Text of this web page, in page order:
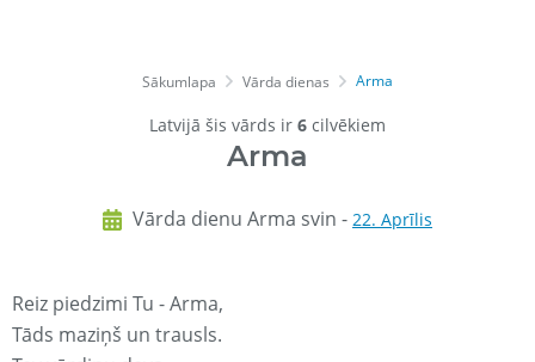
Sākumlapa Vārda dienas Arma
Latvijā šis vārds ir 6 cilvēkiem
Arma
Vārda dienu Arma svin - 22. Aprīlis
Reiz piedzimi Tu - Arma,
Tāds maziņš un trausls.